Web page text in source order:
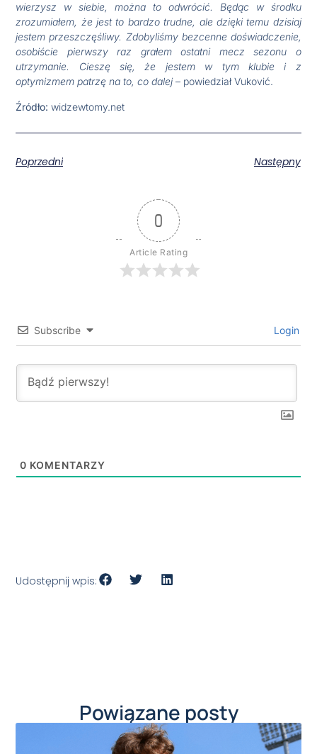
wierzysz w siebie, można to odwrócić. Będąc w środku
zrozumiałem, że jest to bardzo trudne, ale dzięki temu dzisiaj
jestem przeszczęśliwy. Zdobyliśmy bezcenne doświadczenie,
osobiście pierwszy raz grałem ostatni mecz sezonu o
utrzymanie. Cieszę się, że jestem w tym klubie i z
optymizmem patrzę na to, co dalej– powiedział Vuković.
Źródło: widzewtomy.net
Poprzedni Następny
0
Article Rating
Subscribe Login
0 KOMENTARZY
Udostępnij wpis:
Powiązane posty